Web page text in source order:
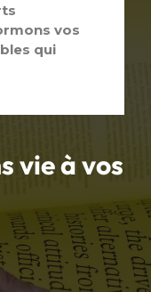
vie à vos
vos
qui